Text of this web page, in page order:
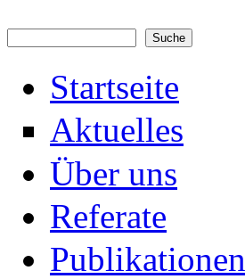
Startseite
Aktuelles
Über uns
Referate
Publikationen